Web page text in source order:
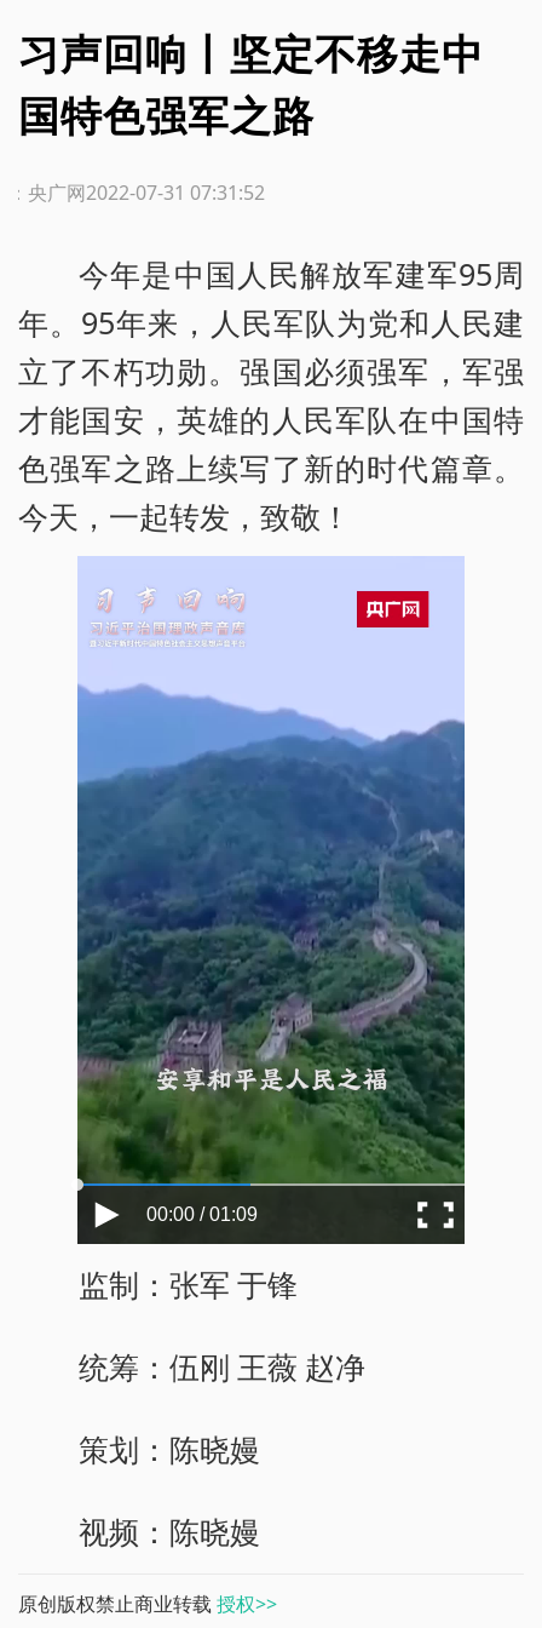
习声回响丨坚定不移走中
国特色强军之路
2022-07-31 07:31:52
：央广网
今年是中国人民解放军建军95周
年。95年来，人民军队为党和人民建
立了不朽功勋。强国必须强军，军强
才能国安，英雄的人民军队在中国特
色强军之路上续写了新的时代篇章。
今天，一起转发，致敬！
00:00 / 01:09
监制：张军 于锋
统筹：伍刚 王薇 赵净
策划：陈晓嫚
视频：陈晓嫚
原创版权禁止商业转载 授权>>